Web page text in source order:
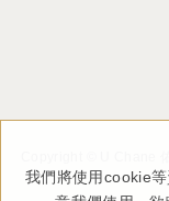
我們將使用cookie
Copyright © U Chane